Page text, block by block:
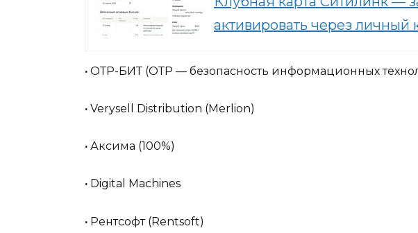
активировать через
· ОТР-БИТ (ОТР — безопасность информационных
· Verysell Distribution (Merlion)
· Аксима (100%)
· Digital Machines
· Рентсофт (Rentsoft)